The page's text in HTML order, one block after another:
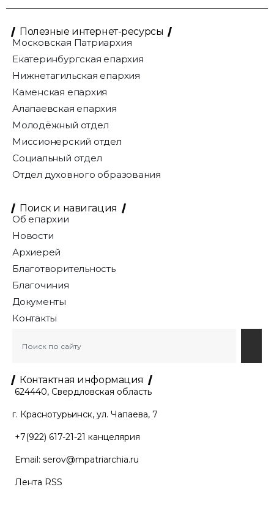
Полезные интернет-ресурсы
Московская Патриархия
Екатеринбургская епархия
Нижнетагильская епархия
Каменская епархия
Алапаевская епархия
Молодёжный отдел
Миссионерский отдел
Социальный отдел
Отдел духовного образования
Поиск и навигация
Об епархии
Новости
Архиерей
Благотворительность
Благочиния
Документы
Контакты
Контактная информация
624440, Свердловская область
г. Краснотурьинск, ул. Чапаева, 7
+7(922) 617-21-21 канцелярия
Email: serov@mpatriarchia.ru
Лента RSS